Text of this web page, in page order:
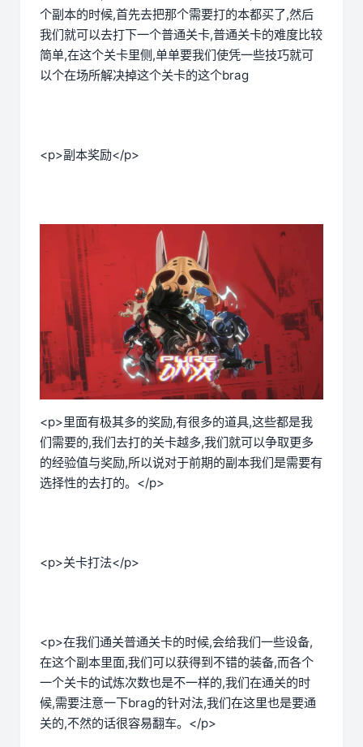
个副本的时候,首先去把那个需要打的本都买了,然后
我们就可以去打下一个普通关卡,普通关卡的难度比较
简单,在这个关卡里侧,单单要我们使凭一些技巧就可
以个在场所解决掉这个关卡的这个brag
<p>副本奖励</p>
<p>里面有极其多的奖励,有很多的道具,这些都是我
们需要的,我们去打的关卡越多,我们就可以争取更多
的经验值与奖励,所以说对于前期的副本我们是需要有
选择性的去打的。</p>
<p>关卡打法</p>
<p>在我们通关普通关卡的时候,会给我们一些设备,
在这个副本里面,我们可以获得到不错的装备,而各个
一个关卡的试炼次数也是不一样的,我们在通关的时
候,需要注意一下brag的针对法,我们在这里也是要通
关的,不然的话很容易翻车。</p>